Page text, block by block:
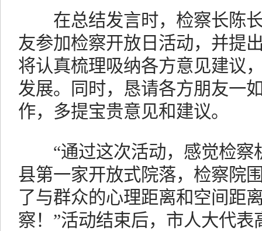
在总结发言时，检察长陈长
友参加检察开放日活动，并提
将认真梳理吸纳各方意见建议
发展。同时，恳请各方朋友一
作，多提宝贵意见和建议。
“通过这次活动，感觉检察
县第一家开放式院落，检察院
了与群众的心理距离和空间距
察！”活动结束后，市人大代表